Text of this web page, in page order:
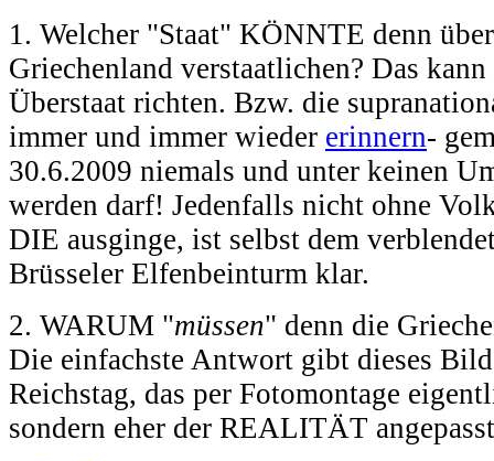
1. Welcher "Staat" KÖNNTE denn
Griechenland verstaatlichen? Das
Überstaat richten. Bzw. die
immer und immer wieder erinnern-
30.6.2009 niemals und unter keinen
werden darf! Jedenfalls nicht ohne
DIE ausginge, ist selbst dem
Brüsseler Elfenbeinturm klar.
2. WARUM "müssen" denn die
Die einfachste Antwort gibt dieses
Reichstag, das per Fotomontage
sondern eher der REALITÄT